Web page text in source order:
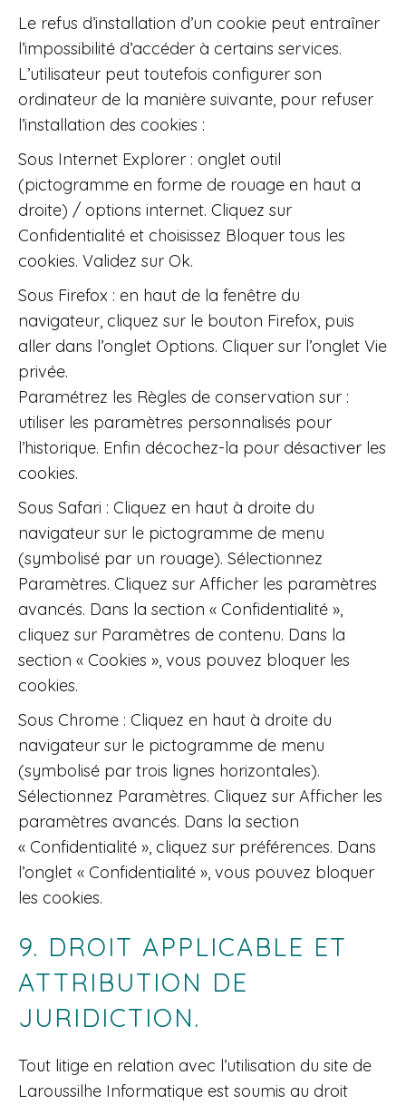
Le refus d’installation d’un cookie peut entraîner
l’impossibilité d’accéder à certains services.
L’utilisateur peut toutefois configurer son
ordinateur de la manière suivante, pour refuser
l’installation des cookies :
Sous Internet Explorer : onglet outil
(pictogramme en forme de rouage en haut a
droite) / options internet. Cliquez sur
Confidentialité et choisissez Bloquer tous les
cookies. Validez sur Ok.
Sous Firefox : en haut de la fenêtre du
navigateur, cliquez sur le bouton Firefox, puis
aller dans l’onglet Options. Cliquer sur l’onglet Vie
privée.
Paramétrez les Règles de conservation sur :
utiliser les paramètres personnalisés pour
l’historique. Enfin décochez-la pour désactiver les
cookies.
Sous Safari : Cliquez en haut à droite du
navigateur sur le pictogramme de menu
(symbolisé par un rouage). Sélectionnez
Paramètres. Cliquez sur Afficher les paramètres
avancés. Dans la section « Confidentialité »,
cliquez sur Paramètres de contenu. Dans la
section « Cookies », vous pouvez bloquer les
cookies.
Sous Chrome : Cliquez en haut à droite du
navigateur sur le pictogramme de menu
(symbolisé par trois lignes horizontales).
Sélectionnez Paramètres. Cliquez sur Afficher les
paramètres avancés. Dans la section
« Confidentialité », cliquez sur préférences. Dans
l’onglet « Confidentialité », vous pouvez bloquer
les cookies.
9. DROIT APPLICABLE ET
ATTRIBUTION DE
JURIDICTION.
Tout litige en relation avec l’utilisation du site de
Laroussilhe Informatique est soumis au droit